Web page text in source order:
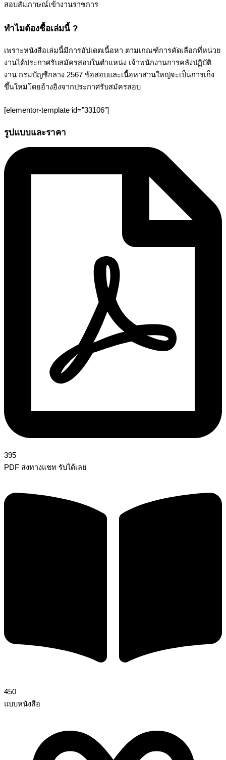
สอบสัมภาษณ์เข้างานราชการ
ทำไมต้องชื้อเล่มนี้ ?
เพราะหนังสือเล่มนี้มีการอัปเดตเนื้อหา ตามเกณฑ์การคัดเลือกที่หน่วย
งานได้ประกาศรับสมัครสอบในตำแหน่ง เจ้าพนักงานการคลังปฏิบัติ
งาน กรมบัญชีกลาง 2567 ข้อสอบและเนื้อหาส่วนใหญ่จะเป็นการเก็ง
ขึ้นใหม่โดยอ้างอิงจากประกาศรับสมัครสอบ
[elementor-template id=”33106″]
รูปแบบและราคา
395
PDF ส่งทางแชท รับได้เลย
450
แบบหนังสือ